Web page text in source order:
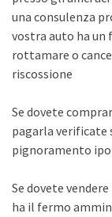
una consulenza
vostra auto ha un
rottamare o
riscossione
Se dovete
pagarla verificate
pignoramento
Se dovete
ha il fermo